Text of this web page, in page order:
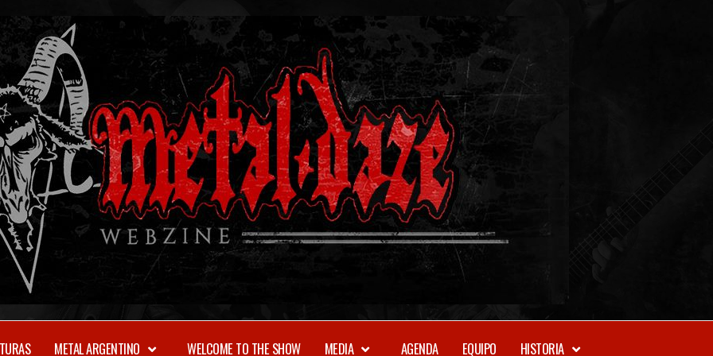
WEBZINE
METAL ARGENTINO WELCOME TO THE SHOW MEDIA AGENDA EQUIPO HISTORIA